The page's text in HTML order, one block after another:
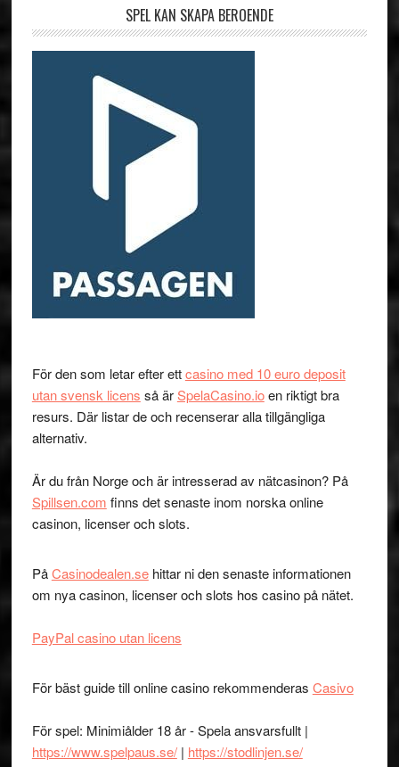
SPEL KAN SKAPA BEROENDE
För den som letar efter ettcasino med 10 euro deposit
utan svensk licens så ärSpelaCasino.ioen riktigt bra
resurs. Där listar de och recenserar alla tillgängliga
alternativ.
Är du från Norge och är intresserad av nätcasinon? På
Spillsen.com finns det senaste inom norska online
casinon, licenser och slots.
PåCasinodealen.sehittar ni den senaste informationen
om nya casinon, licenser och slots hos casino på nätet.
PayPal casino utan licens
För bäst guide till online casino rekommenderas Casivo
För spel: Minimiålder 18 år - Spela ansvarsfullt |
https://www.spelpaus.se/| https://stodlinjen.se/